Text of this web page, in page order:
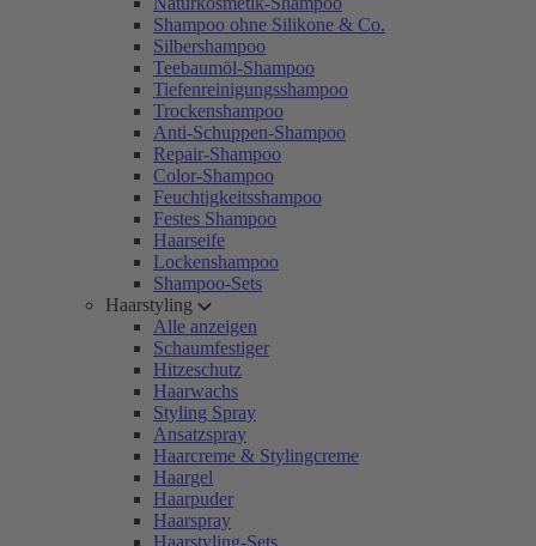
Shampoo ohne Silikone & Co.
Silbershampoo
Teebaumöl-Shampoo
Tiefenreinigungsshampoo
Trockenshampoo
Anti-Schuppen-Shampoo
Repair-Shampoo
Color-Shampoo
Feuchtigkeitsshampoo
Festes Shampoo
Haarseife
Lockenshampoo
Shampoo-Sets
Haarstyling
Alle anzeigen
Schaumfestiger
Hitzeschutz
Haarwachs
Styling Spray
Ansatzspray
Haarcreme & Stylingcreme
Haargel
Haarpuder
Haarspray
Haarstyling-Sets